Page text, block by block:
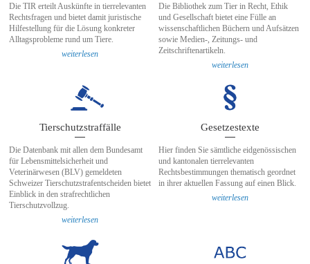
Die TIR erteilt Auskünfte in tierrelevanten
Rechtsfragen und bietet damit juristische
Hilfestellung für die Lösung konkreter
Alltagsprobleme rund um Tiere.
weiterlesen
Die Bibliothek zum Tier in Recht, Ethik
und Gesellschaft bietet eine Fülle an
wissenschaftlichen Büchern und Aufsätzen
sowie Medien-, Zeitungs- und
Zeitschriftenartikeln.
weiterlesen
Tierschutzstraffälle
Die Datenbank mit allen dem Bundesamt
für Lebensmittelsicherheit und
Veterinärwesen (BLV) gemeldeten
Schweizer Tierschutzstrafentscheiden bietet
Einblick in den strafrechtlichen
Tierschutzvollzug.
weiterlesen
Gesetzestexte
Hier finden Sie sämtliche eidgenössischen
und kantonalen tierrelevanten
Rechtsbestimmungen thematisch geordnet
in ihrer aktuellen Fassung auf einen Blick.
weiterlesen